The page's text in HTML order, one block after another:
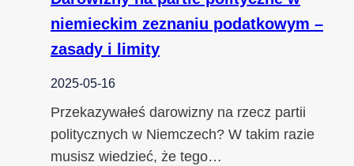
niemieckim zeznaniu podatkowym –
zasady i limity
2025-05-16
Przekazywałeś darowizny na rzecz partii
politycznych w Niemczech? W takim razie
musisz wiedzieć, że tego…